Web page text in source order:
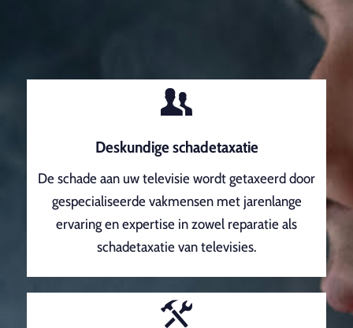
Deskundige schadetaxatie
De schade aan uw televisie wordt getaxeerd door
gespecialiseerde vakmensen met jarenlange
ervaring en expertise in zowel reparatie als
schadetaxatie van televisies.